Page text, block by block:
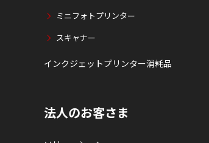
ミニフォトプリンター
スキャナー
インクジェットプリンター消耗品
法人のお客さま